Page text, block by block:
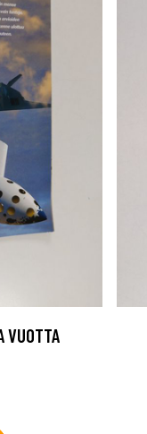
VUOTTA